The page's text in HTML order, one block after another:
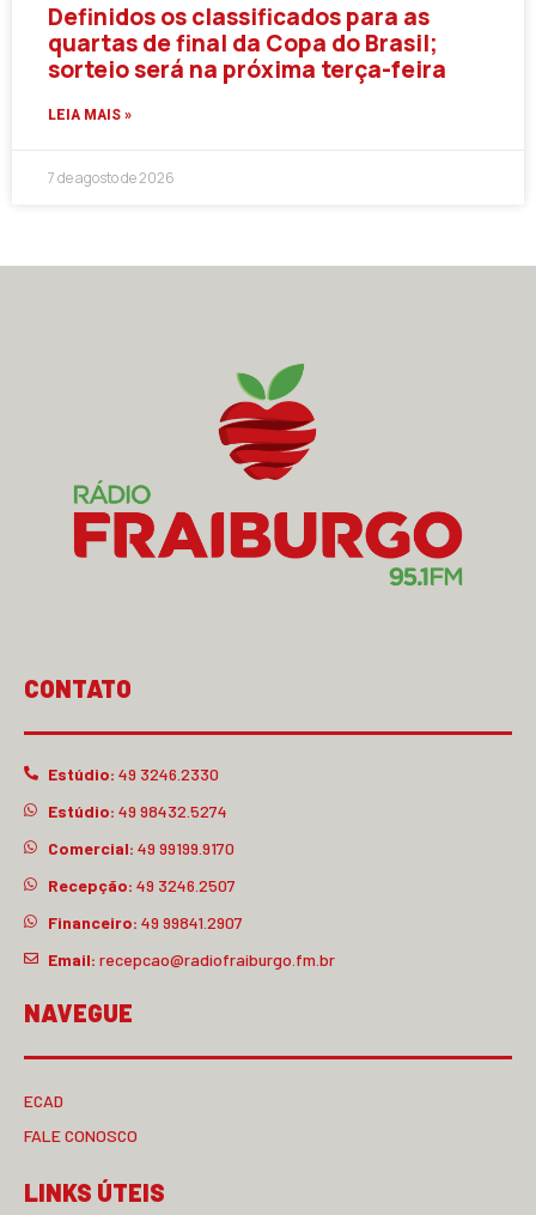
Definidos os classificados para as
quartas de final da Copa do Brasil;
sorteio será na próxima terça-feira
LEIA MAIS »
7 de agosto de 2026
CONTATO
Estúdio: 49 3246.2330
Estúdio: 49 98432.5274
Comercial: 49 99199.9170
Recepção: 49 3246.2507
Financeiro: 49 99841.2907
Email: recepcao@radiofraiburgo.fm.br
NAVEGUE
ECAD
FALE CONOSCO
LINKS ÚTEIS